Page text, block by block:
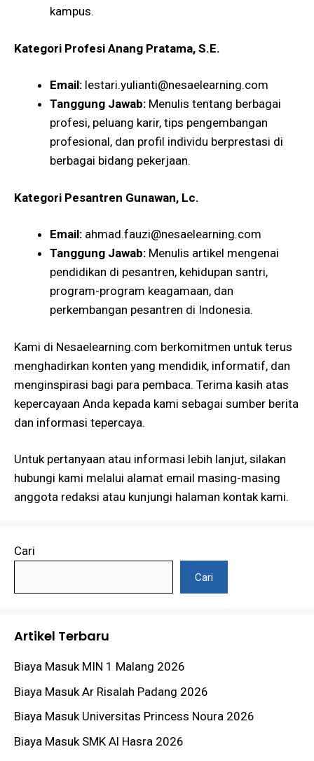
kampus.
Kategori Profesi Anang Pratama, S.E.
Email: lestari.yulianti@nesaelearning.com
Tanggung Jawab: Menulis tentang berbagai
profesi, peluang karir, tips pengembangan
profesional, dan profil individu berprestasi di
berbagai bidang pekerjaan.
Kategori Pesantren Gunawan, Lc.
Email: ahmad.fauzi@nesaelearning.com
Tanggung Jawab: Menulis artikel mengenai
pendidikan di pesantren, kehidupan santri,
program-program keagamaan, dan
perkembangan pesantren di Indonesia.
Kami di Nesaelearning.com berkomitmen untuk terus
menghadirkan konten yang mendidik, informatif, dan
menginspirasi bagi para pembaca. Terima kasih atas
kepercayaan Anda kepada kami sebagai sumber berita
dan informasi tepercaya.
Untuk pertanyaan atau informasi lebih lanjut, silakan
hubungi kami melalui alamat email masing-masing
anggota redaksi atau kunjungi halaman kontak kami.
Cari
Cari
Artikel Terbaru
Biaya Masuk MIN 1 Malang 2026
Biaya Masuk Ar Risalah Padang 2026
Biaya Masuk Universitas Princess Noura 2026
Biaya Masuk SMK Al Hasra 2026